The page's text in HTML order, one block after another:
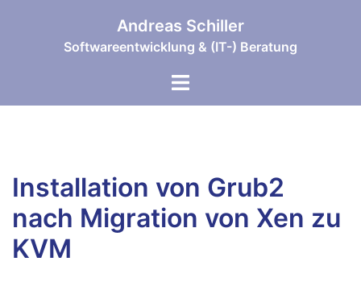
Andreas Schiller
Softwareentwicklung & (IT-) Beratung
Menü
Installation von Grub2
nach Migration von Xen zu
KVM